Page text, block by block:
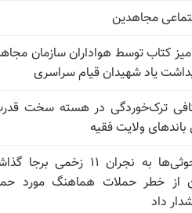
مجاهدین
میز کتاب توسط هواداران سازمان
یاد شهیدان قیام سراسری
ترک‌خوردگی در هسته سخت
ولایت فقیه
حمله حوثی‌ها به نجران ۱۱ زخمی
از خطر حملات هماهنگ مورد
داد